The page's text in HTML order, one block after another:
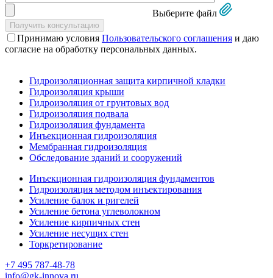
Выберите файл
Принимаю условия Пользовательского соглашения и даю
согласие на обработку персональных данных.
Гидроизоляционная защита кирпичной кладки
Гидроизоляция крыши
Гидроизоляция от грунтовых вод
Гидроизоляция подвала
Гидроизоляция фундамента
Инъекционная гидроизоляция
Мембранная гидроизоляция
Обследование зданий и сооружений
Инъекционная гидроизоляция фундаментов
Гидроизоляция методом инъектирования
Усиление балок и ригелей
Усиление бетона углеволокном
Усиление кирпичных стен
Усиление несущих стен
Торкретирование
+7 495 787-48-78
info@gk-innova.ru